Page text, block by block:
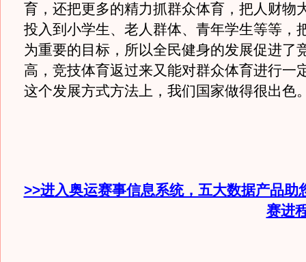
育，还把更多的精力抓群众体育，把人财物
投入到小学生、老人群体、青年学生等等，
为重要的目标，所以全民健身的发展促进了
高，竞技体育返过来又能对群众体育进行一
这个发展方式方法上，我们国家做得很出色
>>进入奥运赛事信息系统，五大数据产品助
赛进